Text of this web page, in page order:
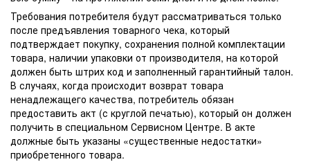
Требования потребителя будут рассматриваться только
после предъявления товарного чека, который
подтверждает покупку, сохранения полной комплектации
товара, наличии упаковки от производителя, на которой
должен быть штрих код и заполненный гарантийный талон.
В случаях, когда происходит возврат товара
ненадлежащего качества, потребитель обязан
предоставить акт (с круглой печатью), который он должен
получить в специальном Сервисном Центре. В акте
должные быть указаны «существенные недостатки»
приобретенного товара.